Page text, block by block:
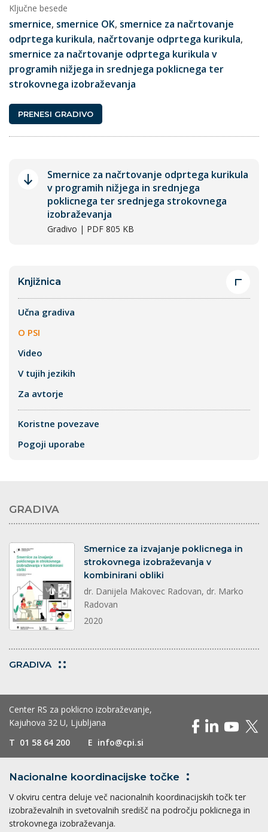
Ključne besede
smernice, smernice OK, smernice za načrtovanje
odprtega kurikula, načrtovanje odprtega kurikula,
smernice za načrtovanje odprtega kurikula v
programih nižjega in srednjega poklicnega ter
strokovnega izobraževanja
PRENESI GRADIVO
Smernice za načrtovanje odprtega kurikula
v programih nižjega in srednjega
poklicnega ter srednjega strokovnega
izobraževanja
Gradivo | PDF 805 KB
Knjižnica
Učna gradiva
O PSI
Video
V tujih jezikih
Za avtorje
Koristne povezave
Pogoji uporabe
GRADIVA
dokument
Smernice za izvajanje poklicnega in
strokovnega izobraževanja v
kombinirani obliki
dr. Danijela Makovec Radovan, dr. Marko
Radovan
2020
GRADIVA
Center RS za poklicno izobraževanje,
Kajuhova 32 U, Ljubljana
T 01 58 64 200 E info@cpi.si
Nacionalne koordinacijske točke
V okviru centra deluje več nacionalnih koordinacijskih točk ter
izobraževalnih in svetovalnih središč na področju poklicnega in
strokovnega izobraževanja.